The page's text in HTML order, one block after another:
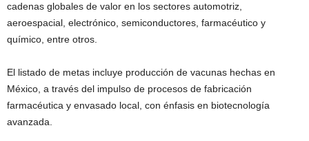
cadenas globales de valor en los sectores automotriz,
aeroespacial, electrónico, semiconductores, farmacéutico y
químico, entre otros.
El listado de metas incluye producción de vacunas hechas en
México, a través del impulso de procesos de fabricación
farmacéutica y envasado local, con énfasis en biotecnología
avanzada.